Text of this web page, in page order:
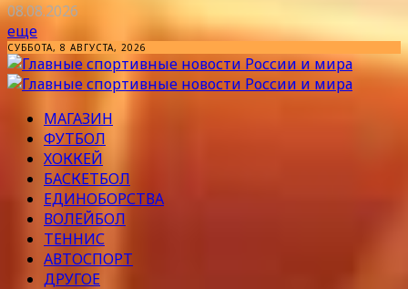
08.08.2026
еще
СУББОТА, 8 АВГУСТА, 2026
МАГАЗИН
ФУТБОЛ
ХОККЕЙ
БАСКЕТБОЛ
ЕДИНОБОРСТВА
ВОЛЕЙБОЛ
ТЕННИС
АВТОСПОРТ
ДРУГОЕ